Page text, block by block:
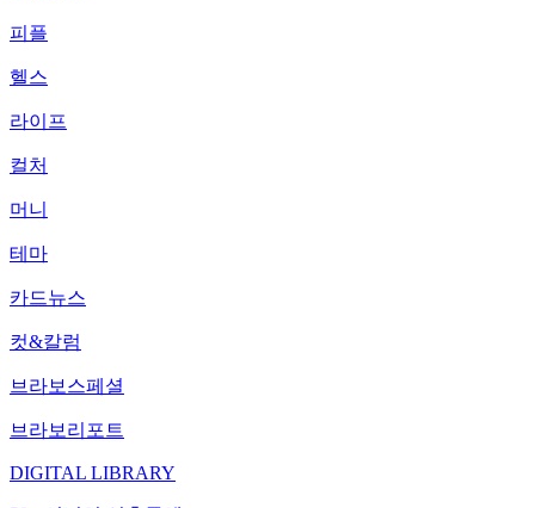
피플
헬스
라이프
컬처
머니
테마
카드뉴스
컷&칼럼
브라보스페셜
브라보리포트
DIGITAL LIBRARY